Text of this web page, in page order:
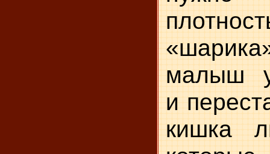
малыш
и
кишка